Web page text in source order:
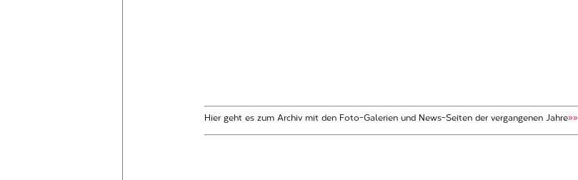
Hier geht es zum Archiv mit den Foto-Galerien und News-Seiten der vergangenen Jahre»»